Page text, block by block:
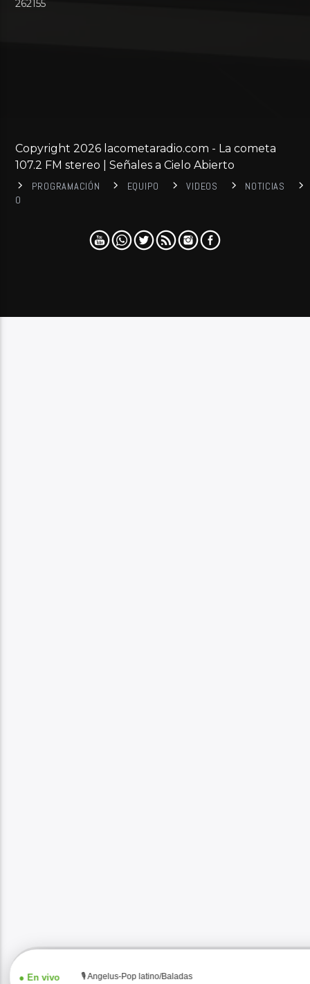
262155
Copyright 2026 lacometaradio.com - La cometa
107.2 FM stereo | Señales a Cielo Abierto
PROGRAMACIÓN EQUIPO VIDEOS
NOTICIAS
0